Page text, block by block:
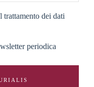
dei dati
periodica